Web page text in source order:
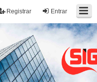
Entrar
Registrar